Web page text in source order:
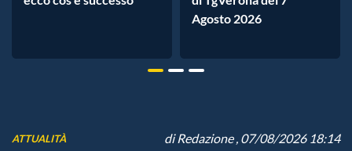
Agosto 2026
ATTUALITÀ diRedazione, 07/08/2026 18:14